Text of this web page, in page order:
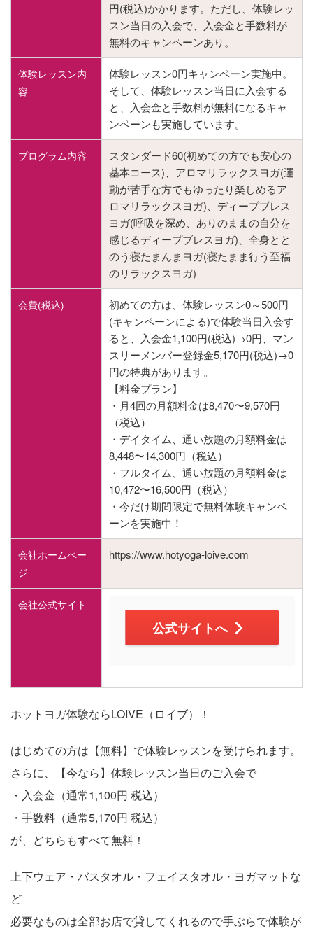
円(税込)かかります。ただし、体験レッ
スン当日の入会で、入会金と手数料が
無料のキャンペーンあり。
体験レッスン内
容
体験レッスン0円キャンペーン実施中。
そして、体験レッスン当日に入会する
と、入会金と手数料が無料になるキャ
ンペーンも実施しています。
プログラム内容
スタンダード60(初めての方でも安心の
基本コース)、アロマリラックスヨガ(運
動が苦手な方でもゆったり楽しめるア
ロマリラックスヨガ)、ディープブレス
ヨガ(呼吸を深め、ありのままの自分を
感じるディープブレスヨガ)、全身とと
のう寝たまんまヨガ(寝たまま行う至福
のリラックスヨガ)
会費(税込)
初めての方は、体験レッスン0～500円
(キャンペーンによる)で体験当日入会す
ると、入会金1,100円(税込)→0円、マン
スリーメンバー登録金5,170円(税込)→0
円の特典があります。
【料金プラン】
・月4回の月額料金は8,470〜9,570円
（税込）
・デイタイム、通い放題の月額料金は
8,448〜14,300円（税込）
・フルタイム、通い放題の月額料金は
10,472〜16,500円（税込）
・今だけ期間限定で無料体験キャンペ
ーンを実施中！
会社ホームペー
ジ
https://www.hotyoga-loive.com
会社公式サイト
公式サイトへ
ホットヨガ体験ならLOIVE（ロイブ）！
はじめての方は【無料】で体験レッスンを受けられます。
さらに、【今なら】体験レッスン当日のご入会で
・入会金（通常1,100円 税込）
・手数料（通常5,170円 税込）
が、どちらもすべて無料！
上下ウェア・バスタオル・フェイスタオル・ヨガマットな
ど
必要なものは全部お店で貸してくれるので手ぶらで体験が